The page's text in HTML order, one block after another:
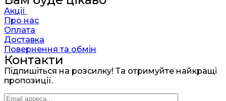
Акції
Про нас
Оплата
Доставка
Повернення та обмін
Контакти
Підпишіться на розсилку! Та отримуйте найкращі
пропозиції.